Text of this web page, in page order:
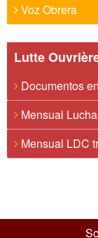
Voz Obrera
Lutte
Documentos
Mensual
Mensual LDC